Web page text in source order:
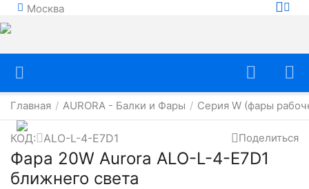
Москва
Главная / AURORA - Балки и Фары / Серия W (фары
КОД: ALO-L-4-E7D1 Поделиться
Фара 20W Aurora ALO-L-4-E7D1
ближнего света